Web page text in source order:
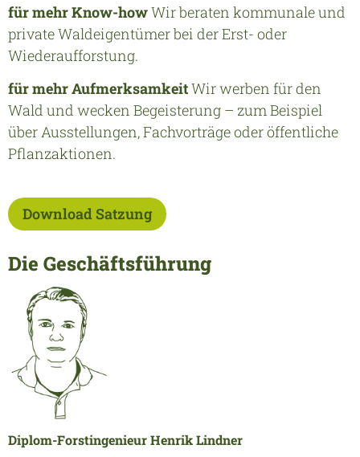
für mehr Know-howWir beraten kommunale und
private Waldeigentümer bei der Erst- oder
Wiederaufforstung.
für mehr AufmerksamkeitWir werben für den
Wald und wecken Begeisterung – zum Beispiel
über Ausstellungen, Fachvorträge oder öffentliche
Pflanzaktionen.
Download Satzung
Die Geschäftsführung
Diplom-Forstingenieur Henrik Lindner